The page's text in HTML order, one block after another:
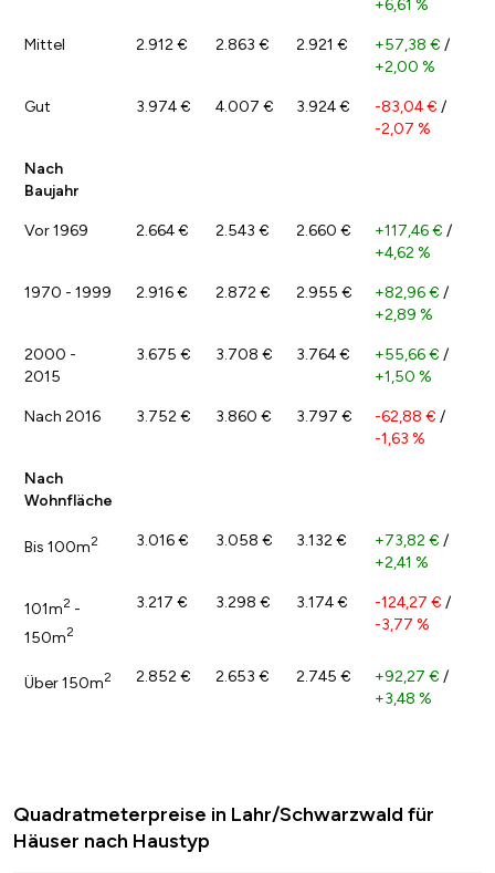
+6,61 %
Mittel 2.912 € 2.863 € 2.921 € +57,38 € /
+2,00 %
Gut 3.974 € 4.007 € 3.924 € -83,04 € /
-2,07 %
Nach
Baujahr
Vor 1969 2.664 € 2.543 € 2.660 € +117,46 € /
+4,62 %
1970 - 1999 2.916 € 2.872 € 2.955 € +82,96 € /
+2,89 %
2000 -
2015
3.675 € 3.708 € 3.764 € +55,66 € /
+1,50 %
Nach 2016 3.752 € 3.860 € 3.797 € -62,88 € /
-1,63 %
Nach
Wohnfläche
Bis 100m2 3.016 € 3.058 € 3.132 € +73,82 € /
+2,41 %
101m2 -
150m2
3.217 € 3.298 € 3.174 € -124,27 € /
-3,77 %
Über 150m2 2.852 € 2.653 € 2.745 € +92,27 € /
+3,48 %
Quadratmeterpreise in Lahr/Schwarzwald für
Häuser nach Haustyp